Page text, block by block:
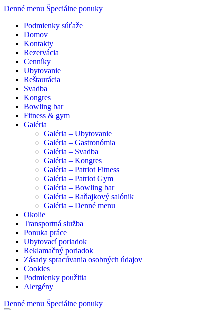
Denné menu Špeciálne ponuky
Podmienky súťaže
Domov
Kontakty
Rezervácia
Cenníky
Ubytovanie
Reštaurácia
Svadba
Kongres
Bowling bar
Fitness & gym
Galéria
Galéria – Ubytovanie
Galéria – Gastronómia
Galéria – Svadba
Galéria – Kongres
Galéria – Patriot Fitness
Galéria – Patriot Gym
Galéria – Bowling bar
Galéria – Raňajkový salónik
Galéria – Denné menu
Okolie
Transportná služba
Ponuka práce
Ubytovací poriadok
Reklamačný poriadok
Zásady spracúvania osobných údajov
Cookies
Podmienky použitia
Alergény
Denné menu Špeciálne ponuky